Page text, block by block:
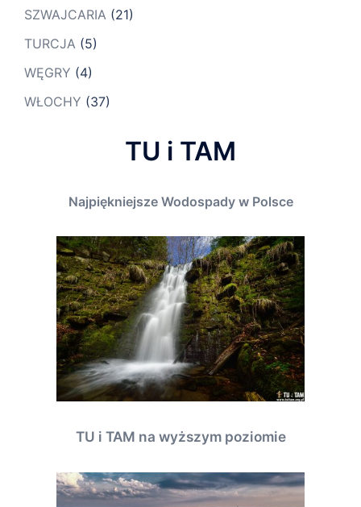
SZWAJCARIA (21)
TURCJA (5)
WĘGRY (4)
WŁOCHY (37)
TU i TAM
Najpiękniejsze Wodospady w Polsce
TU i TAM na wyższym poziomie